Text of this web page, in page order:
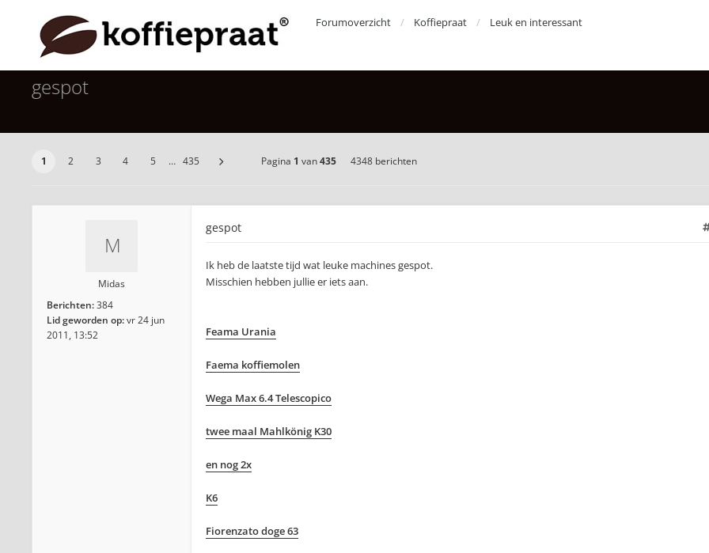
Forumoverzicht Koffiepraat Leuk en interessant
gespot
1 2 3 4 5 … 435 Pagina 1 van435 4348 berichten
Midas
Berichten:384
Lid geworden op:vr 24 jun
2011, 13:52
gespot
Ik heb de laatste tijd wat leuke machines gespot.
Misschien hebben jullie er iets aan.
Feama Urania
Faema koffiemolen
Wega Max 6.4 Telescopico
twee maal Mahlkönig K30
en nog 2x
K6
Fiorenzato doge 63